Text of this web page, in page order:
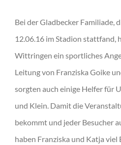
Bei der Gladbecker Familiade,
12.06.16 im Stadion stattfand,
Wittringen ein sportliches
Leitung von Franziska Goike
sorgten auch einige Helfer für
und Klein. Damit die
bekommt und jeder Besucher
haben Franziska und Katja viel